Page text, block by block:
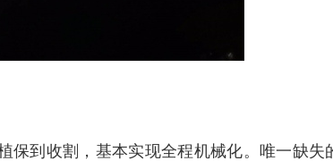
保到收割，基本实现全程机械化。唯一缺失